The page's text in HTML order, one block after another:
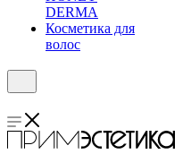
DERMA
Косметика для
волос